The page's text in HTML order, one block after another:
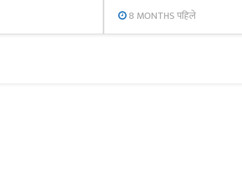
8 MONTHS पहिले